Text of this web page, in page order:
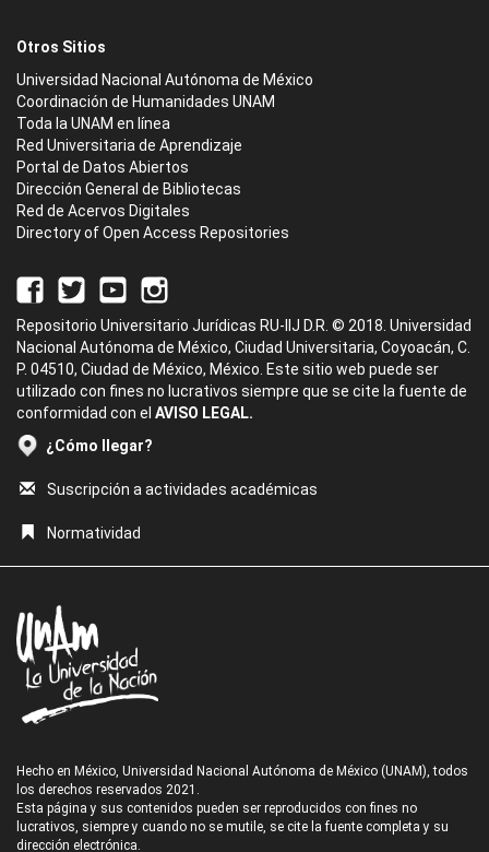
Otros Sitios
Universidad Nacional Autónoma de México
Coordinación de Humanidades UNAM
Toda la UNAM en línea
Red Universitaria de Aprendizaje
Portal de Datos Abiertos
Dirección General de Bibliotecas
Red de Acervos Digitales
Directory of Open Access Repositories
Repositorio Universitario Jurídicas RU-IIJ D.R. © 2018. Universidad
Nacional Autónoma de México, Ciudad Universitaria, Coyoacán, C.
P. 04510, Ciudad de México, México. Este sitio web puede ser
utilizado con fines no lucrativos siempre que se cite la fuente de
conformidad con el AVISO LEGAL.
¿Cómo llegar?
Suscripción a actividades académicas
Normatividad
Hecho en México, Universidad Nacional Autónoma de México (UNAM), todos
los derechos reservados 2021.
Esta página y sus contenidos pueden ser reproducidos con fines no
lucrativos, siempre y cuando no se mutile, se cite la fuente completa y su
dirección electrónica.